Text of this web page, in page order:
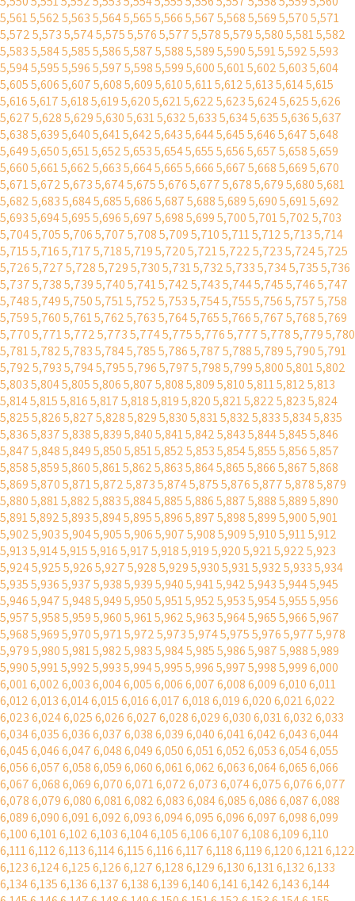
5,5615,5625,5635,5645,5655,5665,5675,5685,5695,5705,571
5,5725,5735,5745,5755,5765,5775,5785,5795,5805,5815,582
5,5835,5845,5855,5865,5875,5885,5895,5905,5915,5925,593
5,5945,5955,5965,5975,5985,5995,6005,6015,6025,6035,604
5,6055,6065,6075,6085,6095,6105,6115,6125,6135,6145,615
5,6165,6175,6185,6195,6205,6215,6225,6235,6245,6255,626
5,6275,6285,6295,6305,6315,6325,6335,6345,6355,6365,637
5,6385,6395,6405,6415,6425,6435,6445,6455,6465,6475,648
5,6495,6505,6515,6525,6535,6545,6555,6565,6575,6585,659
5,6605,6615,6625,6635,6645,6655,6665,6675,6685,6695,670
5,6715,6725,6735,6745,6755,6765,6775,6785,6795,6805,681
5,6825,6835,6845,6855,6865,6875,6885,6895,6905,6915,692
5,6935,6945,6955,6965,6975,6985,6995,7005,7015,7025,703
5,7045,7055,7065,7075,7085,7095,7105,7115,7125,7135,714
5,7155,7165,7175,7185,7195,7205,7215,7225,7235,7245,725
5,7265,7275,7285,7295,7305,7315,7325,7335,7345,7355,736
5,7375,7385,7395,7405,7415,7425,7435,7445,7455,7465,747
5,7485,7495,7505,7515,7525,7535,7545,7555,7565,7575,758
5,7595,7605,7615,7625,7635,7645,7655,7665,7675,7685,769
5,7705,7715,7725,7735,7745,7755,7765,7775,7785,7795,780
5,7815,7825,7835,7845,7855,7865,7875,7885,7895,7905,791
5,7925,7935,7945,7955,7965,7975,7985,7995,8005,8015,802
5,8035,8045,8055,8065,8075,8085,8095,8105,8115,8125,813
5,8145,8155,8165,8175,8185,8195,8205,8215,8225,8235,824
5,8255,8265,8275,8285,8295,8305,8315,8325,8335,8345,835
5,8365,8375,8385,8395,8405,8415,8425,8435,8445,8455,846
5,8475,8485,8495,8505,8515,8525,8535,8545,8555,8565,857
5,8585,8595,8605,8615,8625,8635,8645,8655,8665,8675,868
5,8695,8705,8715,8725,8735,8745,8755,8765,8775,8785,879
5,8805,8815,8825,8835,8845,8855,8865,8875,8885,8895,890
5,8915,8925,8935,8945,8955,8965,8975,8985,8995,9005,901
5,9025,9035,9045,9055,9065,9075,9085,9095,9105,9115,912
5,9135,9145,9155,9165,9175,9185,9195,9205,9215,9225,923
5,9245,9255,9265,9275,9285,9295,9305,9315,9325,9335,934
5,9355,9365,9375,9385,9395,9405,9415,9425,9435,9445,945
5,9465,9475,9485,9495,9505,9515,9525,9535,9545,9555,956
5,9575,9585,9595,9605,9615,9625,9635,9645,9655,9665,967
5,9685,9695,9705,9715,9725,9735,9745,9755,9765,9775,978
5,9795,9805,9815,9825,9835,9845,9855,9865,9875,9885,989
5,9905,9915,9925,9935,9945,9955,9965,9975,9985,9996,000
6,0016,0026,0036,0046,0056,0066,0076,0086,0096,0106,011
6,0126,0136,0146,0156,0166,0176,0186,0196,0206,0216,022
6,0236,0246,0256,0266,0276,0286,0296,0306,0316,0326,033
6,0346,0356,0366,0376,0386,0396,0406,0416,0426,0436,044
6,0456,0466,0476,0486,0496,0506,0516,0526,0536,0546,055
6,0566,0576,0586,0596,0606,0616,0626,0636,0646,0656,066
6,0676,0686,0696,0706,0716,0726,0736,0746,0756,0766,077
6,0786,0796,0806,0816,0826,0836,0846,0856,0866,0876,088
6,0896,0906,0916,0926,0936,0946,0956,0966,0976,0986,099
6,1006,1016,1026,1036,1046,1056,1066,1076,1086,1096,110
6,1116,1126,1136,1146,1156,1166,1176,1186,1196,1206,1216,122
6,1236,1246,1256,1266,1276,1286,1296,1306,1316,1326,133
6,1346,1356,1366,1376,1386,1396,1406,1416,1426,1436,144